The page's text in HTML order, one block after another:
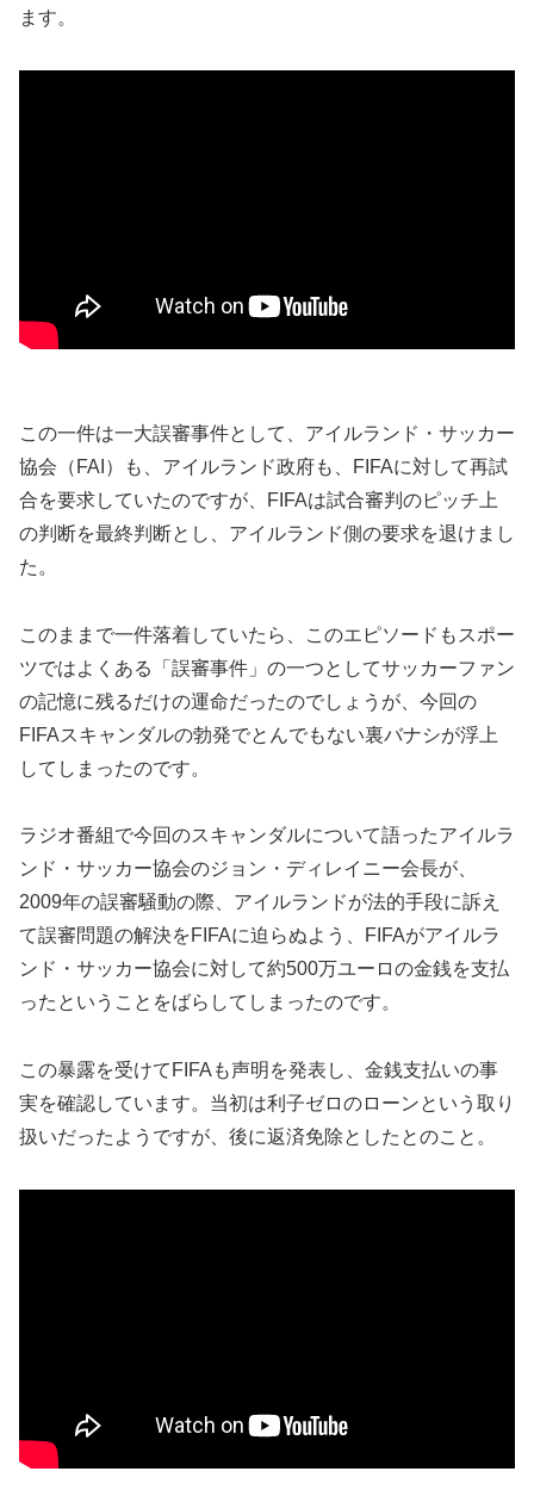
ます。
この一件は一大誤審事件として、アイルランド・サッカー
協会（FAI）も、アイルランド政府も、FIFAに対して再試
合を要求していたのですが、FIFAは試合審判のピッチ上
の判断を最終判断とし、アイルランド側の要求を退けまし
た。
このままで一件落着していたら、このエピソードもスポー
ツではよくある「誤審事件」の一つとしてサッカーファン
の記憶に残るだけの運命だったのでしょうが、今回の
FIFAスキャンダルの勃発でとんでもない裏バナシが浮上
してしまったのです。
ラジオ番組で今回のスキャンダルについて語ったアイルラ
ンド・サッカー協会のジョン・ディレイニー会長が、
2009年の誤審騒動の際、アイルランドが法的手段に訴え
て誤審問題の解決をFIFAに迫らぬよう、FIFAがアイルラ
ンド・サッカー協会に対して約500万ユーロの金銭を支払
ったということをばらしてしまったのです。
この暴露を受けてFIFAも声明を発表し、金銭支払いの事
実を確認しています。当初は利子ゼロのローンという取り
扱いだったようですが、後に返済免除としたとのこと。